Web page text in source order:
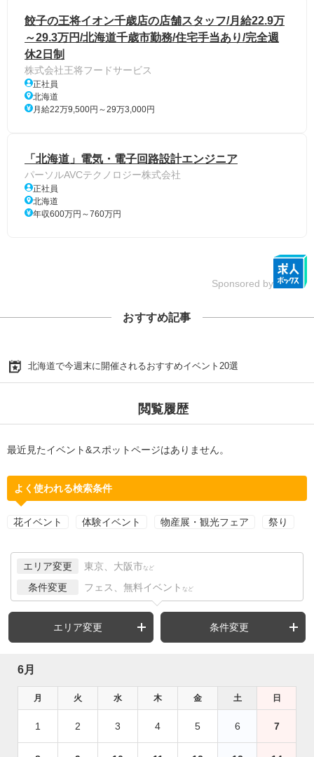
餃子の王将イオン千歳店の店舗スタッフ/月給22.9万
～29.3万円/北海道千歳市勤務/住宅手当あり/完全週
休2日制
株式会社王将フードサービス
正社員
北海道
月給22万9,500円～29万3,000円
「北海道」電気・電子回路設計エンジニア
パーソルAVCテクノロジー株式会社
正社員
北海道
年収600万円～760万円
Sponsored by
おすすめ記事
北海道で今週末に開催されるおすすめイベント20選
閲覧履歴
最近見たイベント&スポットページはありません。
よく使われる検索条件
花イベント 体験イベント 物産展・観光フェア 祭り
エリア変更 東京、大阪市 など
条件変更 フェス、無料イベント など
エリア変更 条件変更
6月
月 火 水 木 金 土 日
1 2 3 4 5 6 7